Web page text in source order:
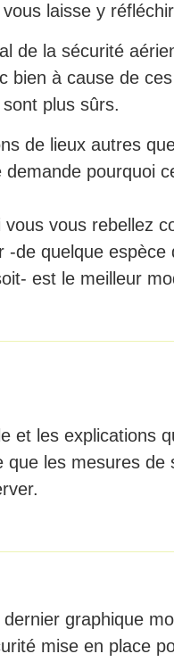
laisse y
de la sécurité
bien à cause de
plus sûrs.
de lieux autres
pourquoi
vous rebellez
de quelque espèce
est le meilleur
et les explications
que les mesures de
graphique
mise en place